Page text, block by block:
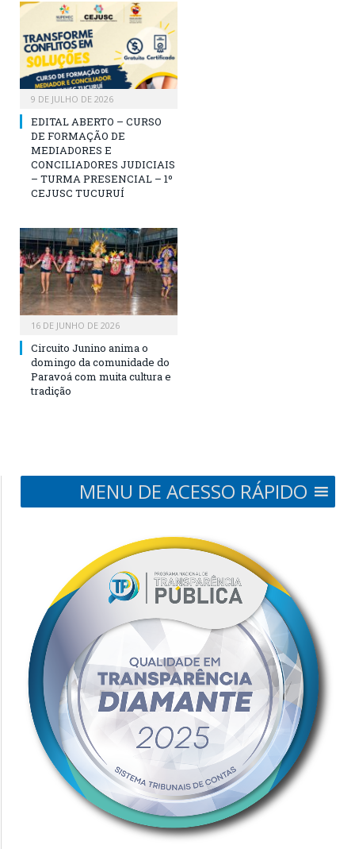
9 DE JULHO DE 2026
EDITAL ABERTO – CURSO
DE FORMAÇÃO DE
MEDIADORES E
CONCILIADORES JUDICIAIS
– TURMA PRESENCIAL – 1º
CEJUSC TUCURUÍ
16 DE JUNHO DE 2026
Circuito Junino anima o
domingo da comunidade do
Paravoá com muita cultura e
tradição
MENU DE ACESSO RÁPIDO